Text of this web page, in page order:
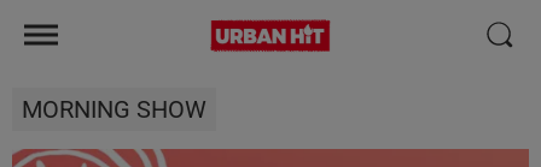
MORNING SHOW